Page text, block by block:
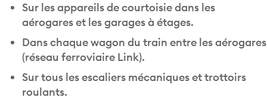
Sur les appareils de courtoisie dans les
aérogares et les garages à étages.
Dans chaque wagon du train entre les aérogares
(réseau ferroviaire Link).
Sur tous les escaliers mécaniques et trottoirs
roulants.